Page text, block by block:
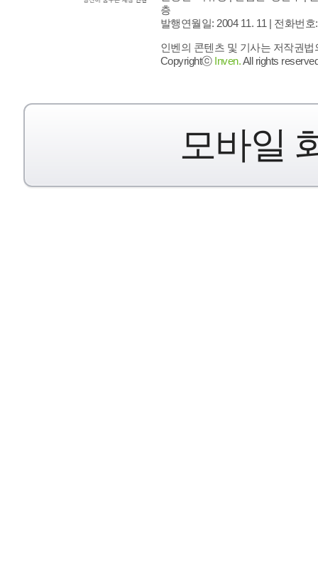
층
발행연월일: 2004 11. 11 | 전화번호
인벤의 콘텐츠 및 기사는 저작권
Copyrightⓒ Inven.All rights
모바일